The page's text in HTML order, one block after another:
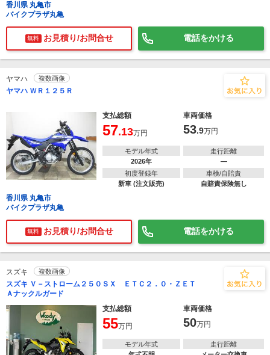
香川県 丸亀市
バイクプラザ丸亀
無料 お見積り/お問合せ 電話をかける
ヤマハ 複数画像
ヤマハ ＷＲ１２５Ｒ
支払総額 車両価格
57.13万円 53.9万円
モデル年式
2026年
走行距離
―
初度登録年
新車 (注文販売)
車検/自賠責
自賠責保険無し
香川県 丸亀市
バイクプラザ丸亀
無料 お見積り/お問合せ 電話をかける
スズキ 複数画像
スズキ Ｖ－ストローム２５０ＳＸ ＥＴＣ２．０・ＺＥＴ
Ａナックルガード
支払総額
車両価格
55万円 50万円
モデル年式
走行距離